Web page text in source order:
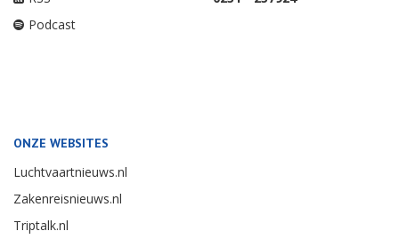
Podcast
ONZE WEBSITES
Luchtvaartnieuws.nl
Zakenreisnieuws.nl
Triptalk.nl